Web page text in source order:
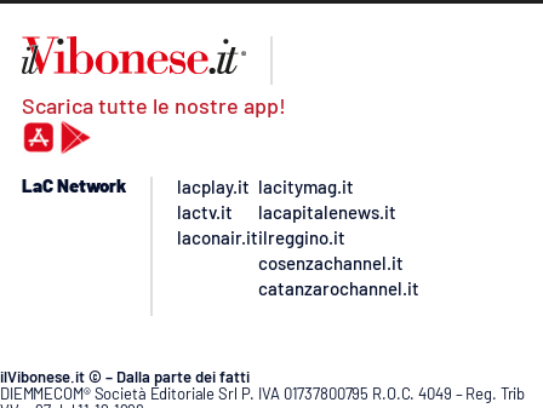
Scarica tutte le nostre app!
LaC Network
lacplay.it
lactv.it
laconair.it
lacitymag.it
lacapitalenews.it
ilreggino.it
cosenzachannel.it
catanzarochannel.it
ilVibonese.it © – Dalla parte dei fatti
DIEMMECOM® Società Editoriale Srl P. IVA 01737800795 R.O.C. 4049 – Reg. Trib